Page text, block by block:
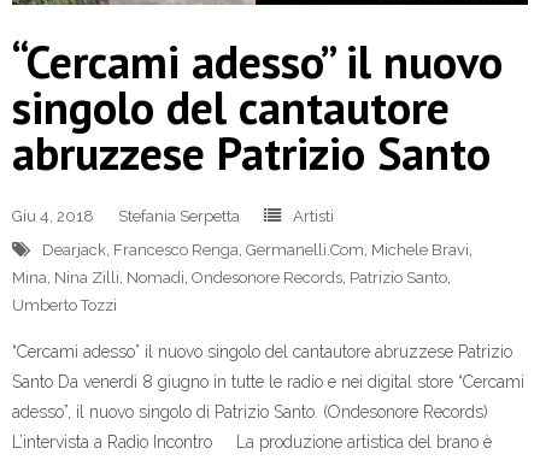
“Cercami adesso” il nuovo
singolo del cantautore
abruzzese Patrizio Santo
Giu 4, 2018 Stefania Serpetta
Artisti
Dearjack Francesco Renga Germanelli.Com Michele Bravi
Mina Nina Zilli Nomadi Ondesonore Records Patrizio Santo
Umberto Tozzi
“Cercami adesso” il nuovo singolo del cantautore abruzzese Patrizio
Santo Da venerdì 8 giugno in tutte le radio e nei digital store “Cercami
adesso”, il nuovo singolo di Patrizio Santo. (Ondesonore Records)
L’intervista a Radio Incontro La produzione artistica del brano è